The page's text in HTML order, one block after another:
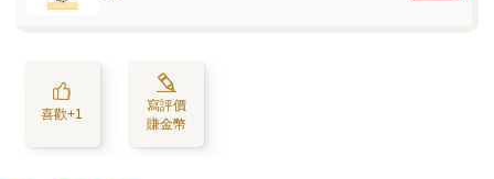
喜歡+1
寫評價
賺金幣